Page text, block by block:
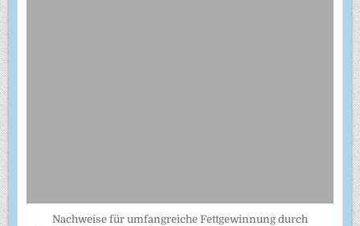
Nachweise für umfangreiche Fettgewinnung durch